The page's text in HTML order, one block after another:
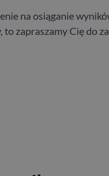
na osiąganie
zapraszamy Cię do